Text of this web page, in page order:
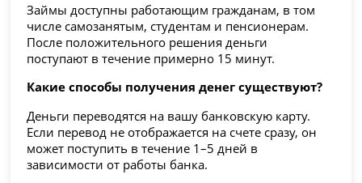
Займы доступны работающим гражданам, в том
числе самозанятым, студентам и пенсионерам.
После положительного решения деньги
поступают в течение примерно 15 минут.
Какие способы получения денег существуют?
Деньги переводятся на вашу банковскую карту.
Если перевод не отображается на счете сразу, он
может поступить в течение 1–5 дней в
зависимости от работы банка.